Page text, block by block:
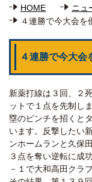
HOME
ニュ
４連勝で今大会を
４連勝で今大会
新薬打線は３回、２
ットで１点を先制し
塁のピンチを招くと
います。反撃したい
ンホームランと久保
３点を奪い逆転に成
－１で大和高田クラ